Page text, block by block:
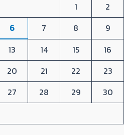
1
2
6 7 8
9
13 14 15
16
20 21 22
23
27 28 29
30